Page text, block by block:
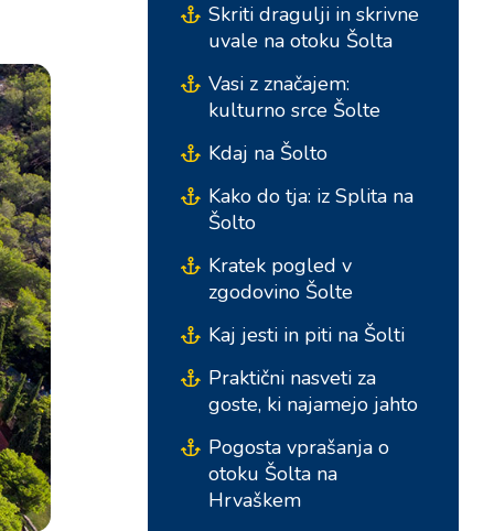
Skriti dragulji in skrivne
uvale na otoku Šolta
Vasi z značajem:
kulturno srce Šolte
Kdaj na Šolto
Kako do tja: iz Splita na
Šolto
Kratek pogled v
zgodovino Šolte
Kaj jesti in piti na Šolti
Praktični nasveti za
goste, ki najamejo jahto
Pogosta vprašanja o
otoku Šolta na
Hrvaškem
Južne baze
Marina Kremik, Primošten
Marina Frapa, Rogoznica
Yachtklub Seget - Marina
Baotić
Osrednje baze
Marina Šangulin, Biograd
ACI Marina Vodice
D-Marin Dalmacija,
Sukošan